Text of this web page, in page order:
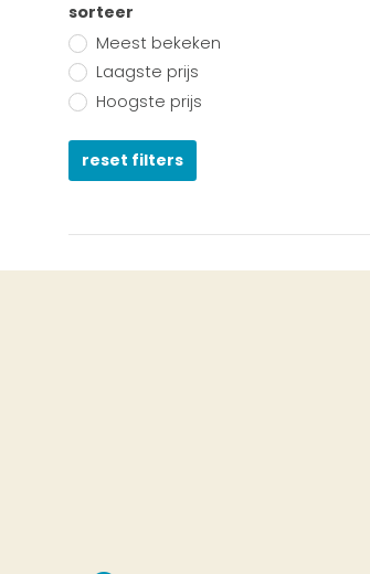
sorteer
Meest bekeken
Laagste prijs
Hoogste prijs
reset filters